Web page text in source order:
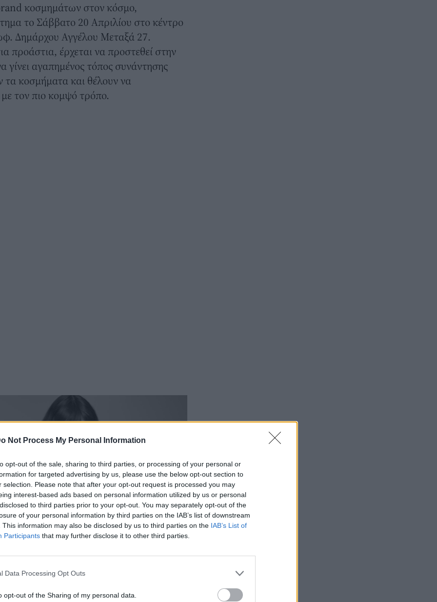
Not Process My Personal Information
opt-out of the sale, sharing to third parties, or processing of your personal or
for targeted advertising by us, please use the below opt-out section to
selection. Please note that after your opt-out request is processed you may
interest-based ads based on personal information utilized by us or personal
to third parties prior to your opt-out. You may separately opt-out of the
of your personal information by third parties on the IAB’s list of downstream
This information may also be disclosed by us to third parties on the IAB’s List of
Participants that may further disclose it to other third parties.
Data Processing Opt Outs
opt-out of the Sharing of my personal data.
κοσμημάτων στον κόσμο,
το Σάββατο 20 Απριλίου στο κέντρο
Δημάρχου Αγγέλου Μεταξά 27.
προάστια, έρχεται να προστεθεί στην
γίνει αγαπημένος τόπος συνάντησης
κοσμήματα και θέλουν να
τον πιο κομψό τρόπο.